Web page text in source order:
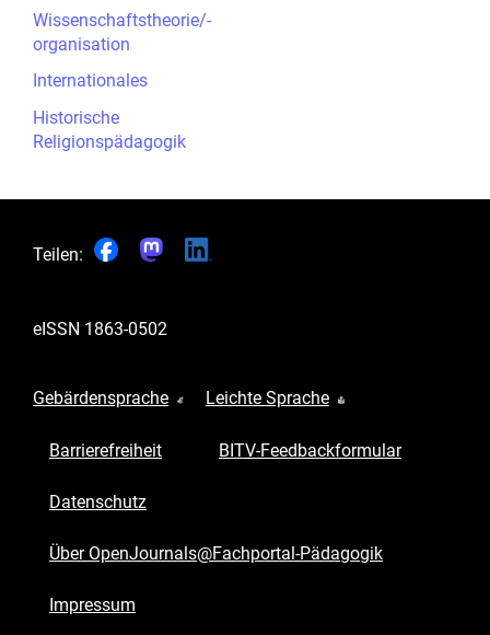
Wissenschaftstheorie/-
organisation
Internationales
Historische
Religionspädagogik
Teilen:
eISSN 1863-0502
Gebärdensprache Leichte Sprache
Barrierefreiheit BITV-Feedbackformular
Datenschutz
Über OpenJournals@Fachportal-Pädagogik
Impressum